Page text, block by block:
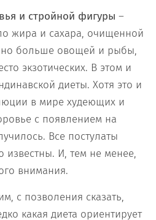
и стройной фигуры –
жира и сахара, очищенной
но больше овощей и рыбы,
экзотических. В этом и
диеты. Хотя это и
в мире худеющих и
с появлением на
Все постулаты
известны. И, тем не менее,
внимания.
с позволения сказать,
какая диета ориентирует